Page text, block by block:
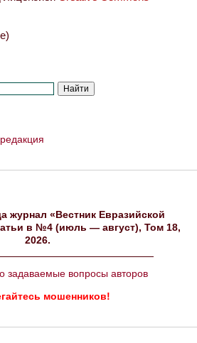
журнал «Вестник Евразийской
в №4 (июль — август), Том 18,
2026.
задаваемые вопросы авторов
мошенников!